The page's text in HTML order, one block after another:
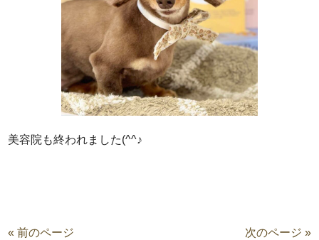
美容院も終われました(^^♪
« 前のページ 次のページ »